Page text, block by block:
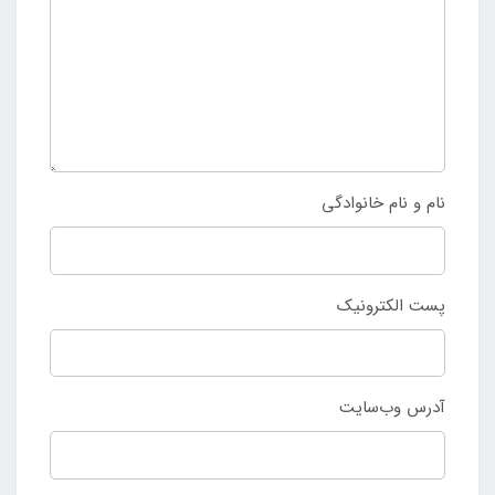
نام و نام خانوادگی
پست الکترونیک
آدرس وب‌سایت